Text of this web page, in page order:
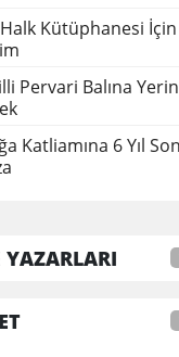
Kütüphanesi İçin
Pervari Balına
Katliamına 6 Yıl
YAZARLARI